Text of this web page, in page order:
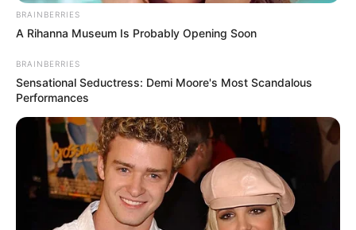
COMPARTIR
ALERTA BOGOTÁ EN GOOGLE NEWS
BRAINBERRIES
A Rihanna Museum Is Probably Opening Soon
BRAINBERRIES
Sensational Seductress: Demi Moore's Most Scandalous
Performances